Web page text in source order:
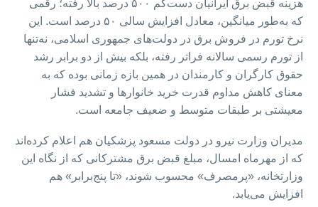
هزینه قبض برق ایرانیان دست‌کم ۵۰۰ درصد بالا رفته؛ رقمی
که به‌طور میانگین، معادل افزایش سالی ۵۰ درصد است. این
نرخ تورم در فروش برق در دولت‌های جمهوری اسلامی، نه‌تنها
از تورم رسمی سالانه فراتر رفته، بلکه بیش از دو برابر رشد
حقوق کارگران و کارمندان در همین بازه زمانی بوده که به
معنای کاهش مداوم قدرت خرید خانوارها و تشدید فشار
معیشتی بر طبقات متوسط و ضعیف جامعه است.
مدیران وزارت نیرو در دولت مسعود پزشکیان هم اعلام کرده‌اند
که از مهرماه امسال، مبلغ قبض برق مشترکانی که از نگاه این
وزارتخانه، «پرمصرف» محسوب شوند، «تا پنج‌برابر» هم
افزایش می‌یابد.